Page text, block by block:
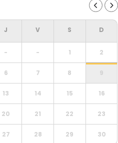
- - 1 2
6 7 8 9
13 14 15 16
20 21 22 23
27 28 29 30